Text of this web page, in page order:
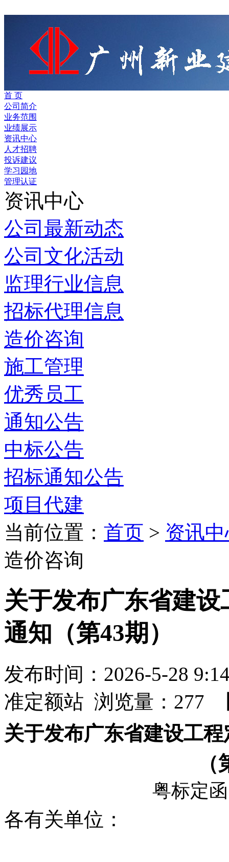
首 页
公司简介
业务范围
业绩展示
资讯中心
人才招聘
投诉建议
学习园地
管理认证
资讯中心
公司最新动态
公司文化活动
监理行业信息
招标代理信息
造价咨询
施工管理
优秀员工
通知公告
中标公告
招标通知公告
项目代建
当前位置： 首页 > 资讯
造价咨询
关于发布广东省建
通知（第43期）
发布时间：2026-5-28
准定额站 浏览量：277
关于发布广东省建设工
粤标定
各有关单位：